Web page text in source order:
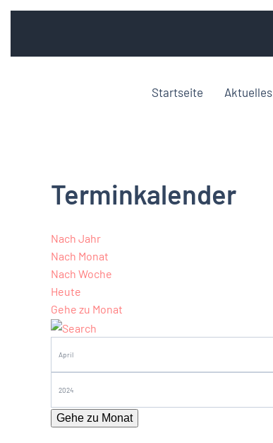
Startseite Aktuelles
Terminkalender
Nach Jahr
Nach Monat
Nach Woche
Heute
Gehe zu Monat
Gehe zu Monat